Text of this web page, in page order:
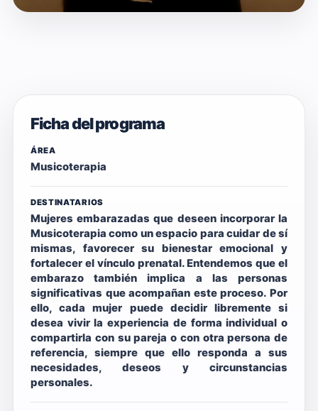
Ficha del programa
ÁREA
Musicoterapia
DESTINATARIOS
Mujeres embarazadas que deseen incorporar la
Musicoterapia como un espacio para cuidar de sí
mismas, favorecer su bienestar emocional y
fortalecer el vínculo prenatal. Entendemos que el
embarazo también implica a las personas
significativas que acompañan este proceso. Por
ello, cada mujer puede decidir libremente si
desea vivir la experiencia de forma individual o
compartirla con su pareja o con otra persona de
referencia, siempre que ello responda a sus
necesidades, deseos y circunstancias
personales.